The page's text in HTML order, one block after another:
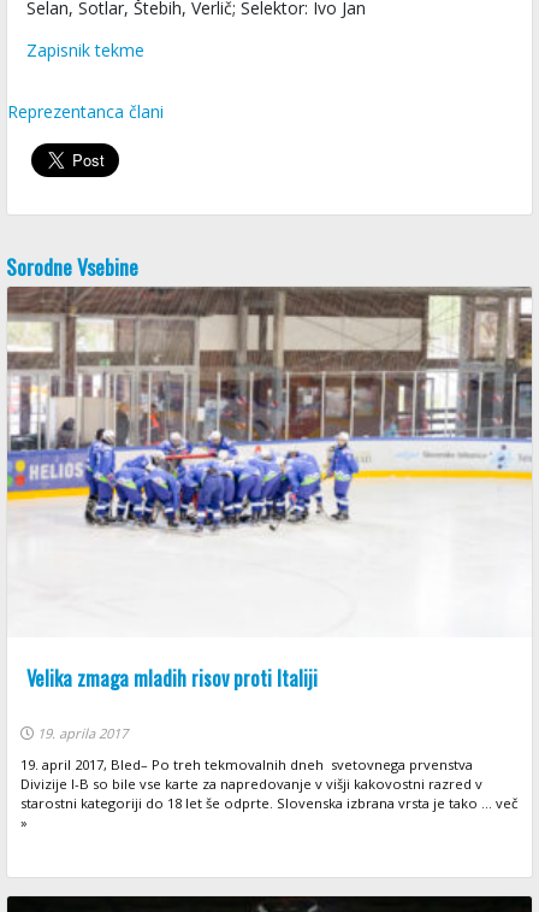
Selan, Sotlar, Štebih, Verlič; Selektor: Ivo Jan
Zapisnik tekme
Reprezentanca člani
Sorodne Vsebine
Velika zmaga mladih risov proti Italiji
19. aprila 2017
19. april 2017, Bled– Po treh tekmovalnih dneh svetovnega prvenstva
Divizije I-B so bile vse karte za napredovanje v višji kakovostni razred v
starostni kategoriji do 18 let še odprte. Slovenska izbrana vrsta je tako ... več
»